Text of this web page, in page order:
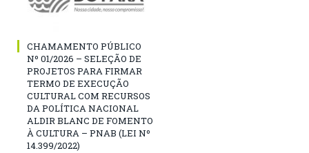
CHAMAMENTO PÚBLICO
Nº 01/2026 – SELEÇÃO DE
PROJETOS PARA FIRMAR
TERMO DE EXECUÇÃO
CULTURAL COM RECURSOS
DA POLÍTICA NACIONAL
ALDIR BLANC DE FOMENTO
À CULTURA – PNAB (LEI Nº
14.399/2022)